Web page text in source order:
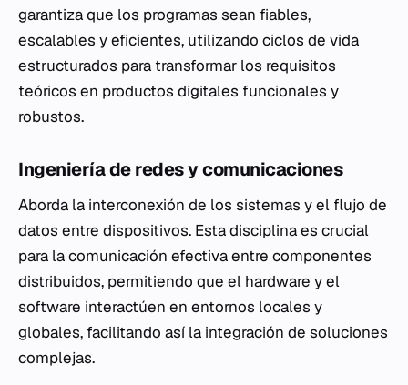
garantiza que los programas sean fiables,
escalables y eficientes, utilizando ciclos de vida
estructurados para transformar los requisitos
teóricos en productos digitales funcionales y
robustos.
Ingeniería de redes y comunicaciones
Aborda la interconexión de los sistemas y el flujo de
datos entre dispositivos. Esta disciplina es crucial
para la comunicación efectiva entre componentes
distribuidos, permitiendo que el hardware y el
software interactúen en entornos locales y
globales, facilitando así la integración de soluciones
complejas.